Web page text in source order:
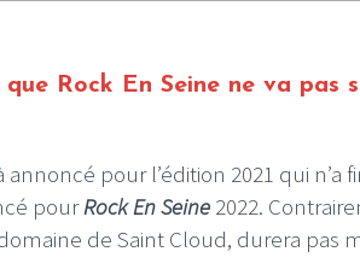
que Rock En Seine ne va
annoncé pour l’édition 2021 qui n’a
pourRock En Seine 2022.
de Saint Cloud, durera pas